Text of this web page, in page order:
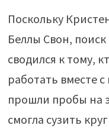
Поскольку
Беллы Свон,
сводился к тому,
работать вместе
прошли пробы на
смогла сузить